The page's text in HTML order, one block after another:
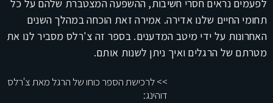
לפעמים נראים חסרי חשיבות, ההשפעה המצטברת שלהם על כל
תחומי החיים שלנו אדירה. אמירה זאת הוכחה במהלך השנים
האחרונות על ידי מיטב המדענים. בספר זה צ'רלס מסביר לנו את
מטרתם של הרגלים ואיך ניתן לשנות אותם.
>> לרכישת הספר כוחו של הרגל מאת צ'רלס
דוהינג: